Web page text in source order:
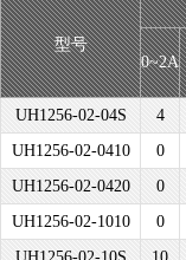
型号
0~2A
UH1256-02-04S
4
UH1256-02-0410
0
UH1256-02-0420
0
UH1256-02-1010
0